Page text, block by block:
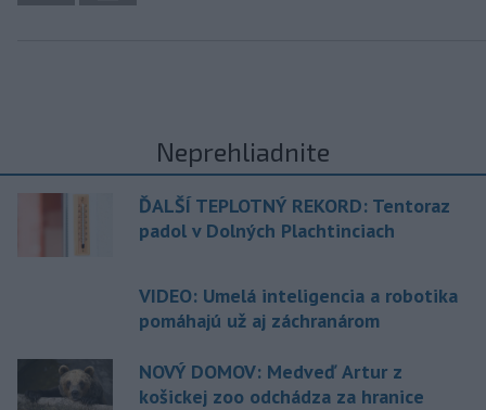
Neprehliadnite
ĎALŠÍ TEPLOTNÝ REKORD: Tentoraz
padol v Dolných Plachtinciach
VIDEO: Umelá inteligencia a robotika
pomáhajú už aj záchranárom
NOVÝ DOMOV: Medveď Artur z
košickej zoo odchádza za hranice